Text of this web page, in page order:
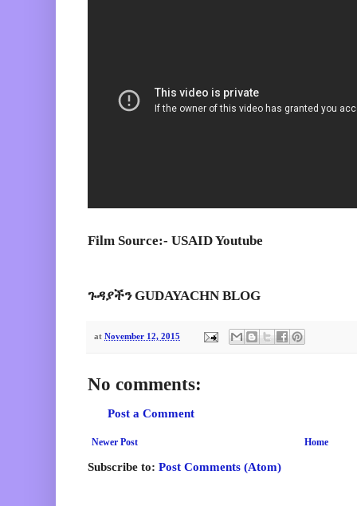
Film Source:- USAID Youtube
ጉዳያችን GUDAYACHN BLOG
at November 12, 2015
No comments:
Post a Comment
Newer Post Home
Subscribe to: Post Comments (Atom)